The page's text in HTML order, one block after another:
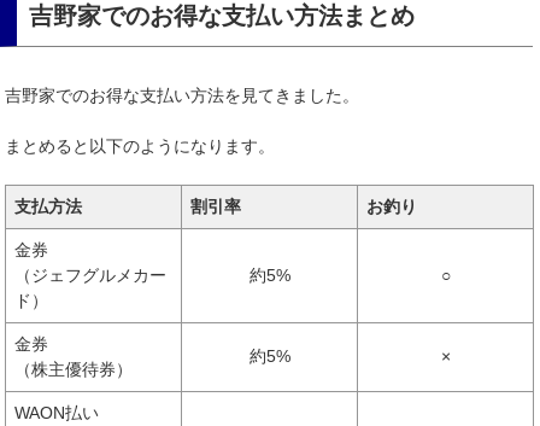
吉野家でのお得な支払い方法まとめ
吉野家でのお得な支払い方法を見てきました。
まとめると以下のようになります。
支払方法 割引率 お釣り
金券
（ジェフグルメカー
ド）
約5% ○
金券
（株主優待券）
約5% ×
WAON払い